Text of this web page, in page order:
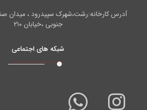
آدرس کارخانه:رشت،شهرک سپیدرود ، میدان
جنوبی ،خیابان ۲۱۰
شبکه های اجتماعی